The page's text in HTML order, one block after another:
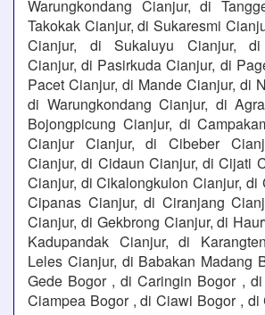
Warungkondang Cianjur, di
Takokak Cianjur, di Sukaresmi
Cianjur, di Sukaluyu Cianjur, di
Cianjur, di Pasirkuda Cianjur, di
Pacet Cianjur, di Mande Cianjur, di
di Warungkondang Cianjur, di
Bojongpicung Cianjur, di
Cianjur Cianjur, di Cibeber
Cianjur, di Cidaun Cianjur, di Cijati
Cianjur, di Cikalongkulon Cianjur, di
Cipanas Cianjur, di Ciranjang
Cianjur, di Gekbrong Cianjur, di
Kadupandak Cianjur, di
Leles Cianjur, di Babakan Madang
Gede Bogor , di Caringin Bogor ,
Ciampea Bogor , di Ciawi Bogor , di